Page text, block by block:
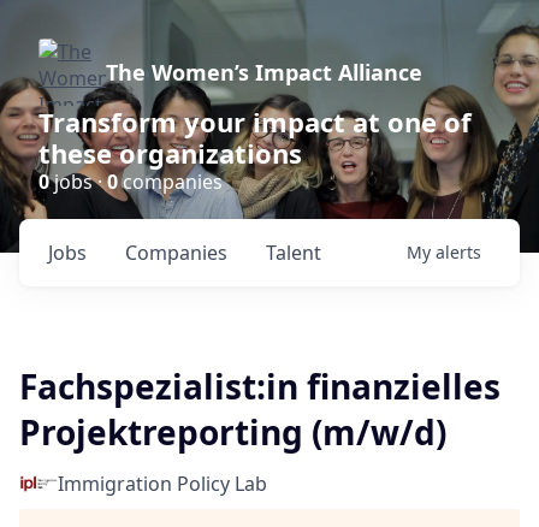
The Women’s Impact Alliance
Transform your impact at one of
these organizations
0jobs ·0companies
Jobs Companies Talent My alerts
Fachspezialist:in finanzielles
Projektreporting (m/w/d)
Immigration Policy Lab